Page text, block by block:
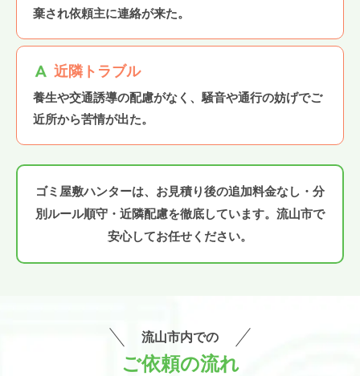
棄され依頼主に連絡が来た。
近隣トラブル
養生や交通誘導の配慮がなく、騒音や通行の妨げでご
近所から苦情が出た。
ゴミ屋敷ハンターは、お見積り後の追加料金なし・分
別ルール順守・近隣配慮を徹底しています。流山市で
安心してお任せください。
流山市内での
ご依頼の流れ